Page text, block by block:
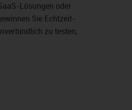
Lösungen oder
Sie Echtzeit-
zu testen,